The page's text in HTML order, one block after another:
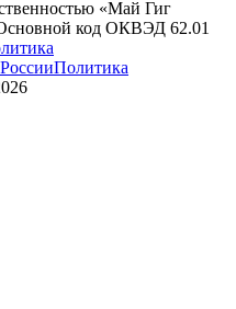
«Май Гиг
код ОКВЭД 62.01
Политика